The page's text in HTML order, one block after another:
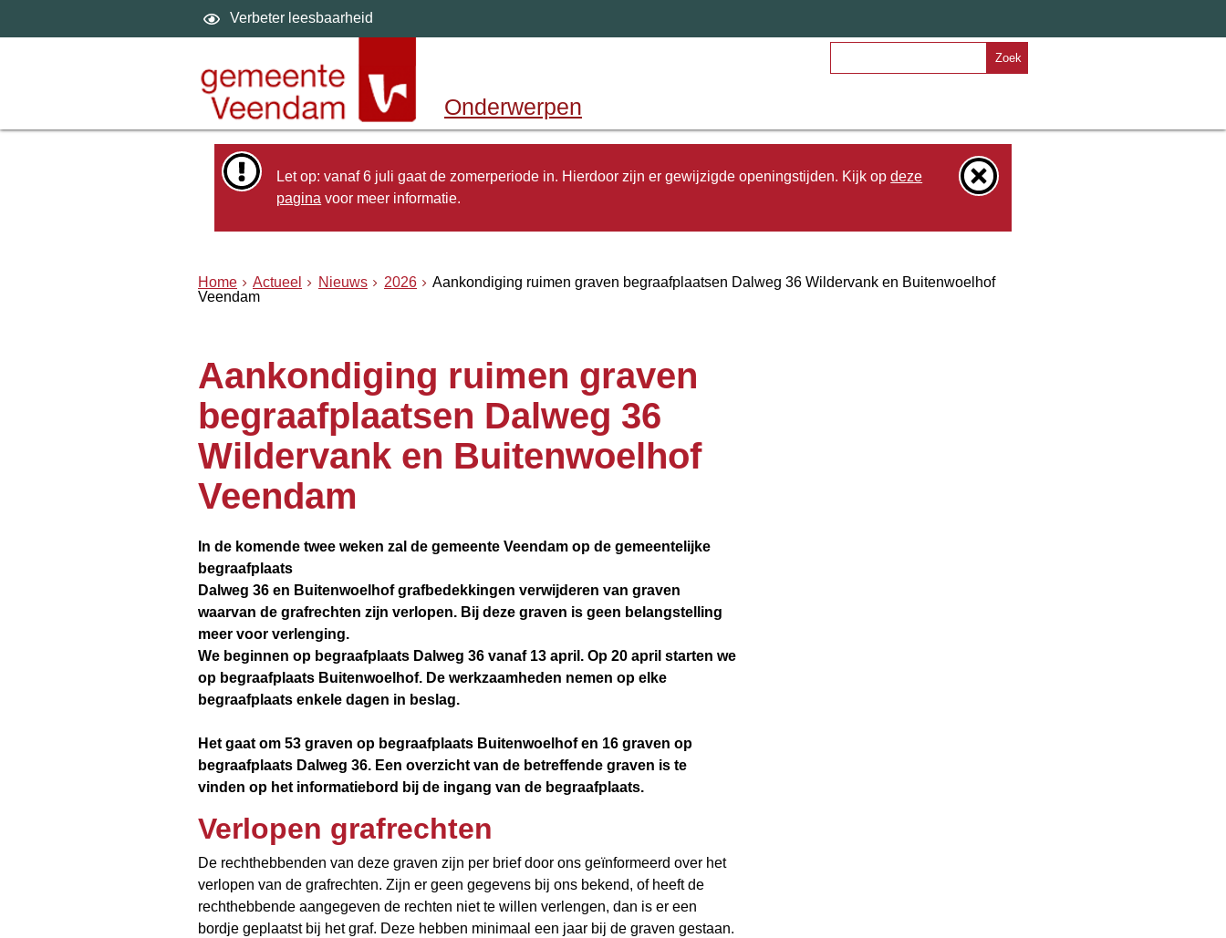
Verbeter leesbaarheid
Zoek
Onderwerpen
Let op: vanaf 6 juli gaat de zomerperiode in. Hierdoor zijn er gewijzigde openingstijden. Kijk opdeze
pagina voor meer informatie.
Home Actueel Nieuws 2026
Aankondiging ruimen graven begraafplaatsen Dalweg 36 Wildervank en Buitenwoelhof
Veendam
Aankondiging ruimen graven
begraafplaatsen Dalweg 36
Wildervank en Buitenwoelhof
Veendam
In de komende twee weken zal de gemeente Veendam op de gemeentelijke
begraafplaats
Dalweg 36 en Buitenwoelhof grafbedekkingen verwijderen van graven
waarvan de grafrechten zijn verlopen. Bij deze graven is geen belangstelling
meer voor verlenging.
We beginnen op begraafplaats Dalweg 36 vanaf 13 april. Op 20 april starten we
op begraafplaats Buitenwoelhof. De werkzaamheden nemen op elke
begraafplaats enkele dagen in beslag.
Het gaat om 53 graven op begraafplaats Buitenwoelhof en 16 graven op
begraafplaats Dalweg 36. Een overzicht van de betreffende graven is te
vinden op het informatiebord bij de ingang van de begraafplaats.
Verlopen grafrechten
De rechthebbenden van deze graven zijn per brief door ons geïnformeerd over het
verlopen van de grafrechten. Zijn er geen gegevens bij ons bekend, of heeft de
rechthebbende aangegeven de rechten niet te willen verlengen, dan is er een
bordje geplaatst bij het graf. Deze hebben minimaal een jaar bij de graven gestaan.